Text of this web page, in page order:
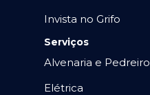
Invista no Grifo
Serviços
Alvenaria e Pedreiro
Elétrica